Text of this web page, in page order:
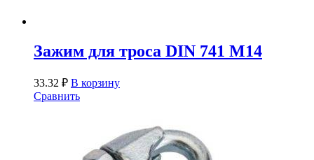
Зажим для троса DIN 741 М14
33.32 ₽ В корзину
Сравнить